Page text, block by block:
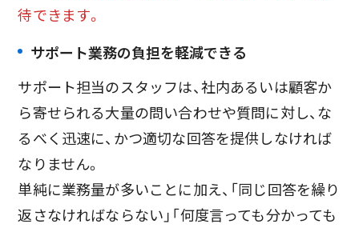
待できます。
サポート業務の負担を軽減できる
サポート担当のスタッフは、社内あるいは顧客か
ら寄せられる大量の問い合わせや質問に対し、な
るべく迅速に、かつ適切な回答を提供しなければ
なりません。
単純に業務量が多いことに加え、「同じ回答を繰り
返さなければならない」「何度言っても分かっても